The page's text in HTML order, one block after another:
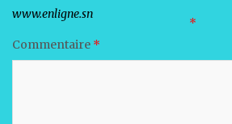
Votre adresse e-mail ne sera pas publiée.
Les champs obligatoires sont indiqués avec *
Commentaire *